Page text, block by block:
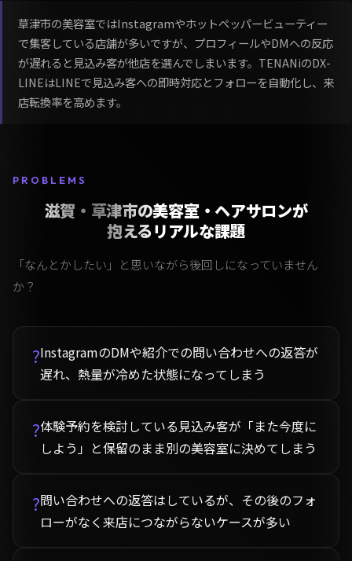
草津市の美容室ではInstagramやホットペッパービューティー
で集客している店舗が多いですが、プロフィールやDMへの反応
が遅れると見込み客が他店を選んでしまいます。TENANiのDX-
LINEはLINEで見込み客への即時対応とフォローを自動化し、来
店転換率を高めます。
PROBLEMS
滋賀・草津市の美容室・ヘアサロンが
抱えるリアルな課題
「なんとかしたい」と思いながら後回しになっていません
か？
?InstagramのDMや紹介での問い合わせへの返答が
遅れ、熱量が冷めた状態になってしまう
?体験予約を検討している見込み客が「また今度に
しよう」と保留のまま別の美容室に決めてしまう
?問い合わせへの返答はしているが、その後のフォ
ローがなく来店につながらないケースが多い